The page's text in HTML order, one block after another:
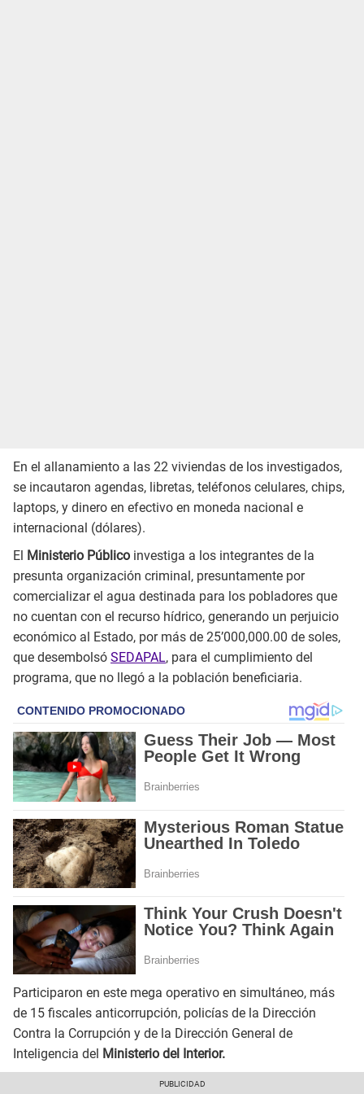
En el allanamiento a las 22 viviendas de los investigados,
se incautaron agendas, libretas, teléfonos celulares, chips,
laptops, y dinero en efectivo en moneda nacional e
internacional (dólares).
El Ministerio Público investiga a los integrantes de la
presunta organización criminal, presuntamente por
comercializar el agua destinada para los pobladores que
no cuentan con el recurso hídrico, generando un perjuicio
económico al Estado, por más de 25’000,000.00 de soles,
que desembolsó SEDAPAL, para el cumplimiento del
programa, que no llegó a la población beneficiaria.
Participaron en este mega operativo en simultáneo, más
de 15 fiscales anticorrupción, policías de la Dirección
Contra la Corrupción y de la Dirección General de
Inteligencia del Ministerio del Interior.